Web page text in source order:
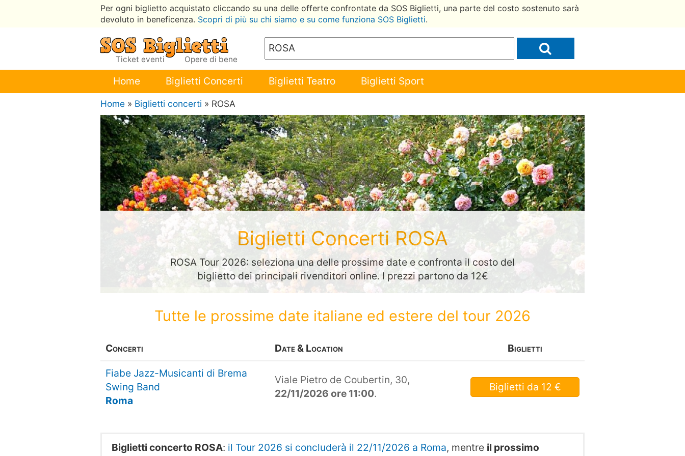
Per ogni biglietto acquistato cliccando su una delle offerte confrontate da SOS Biglietti, una parte del costo sostenuto sarà
devoluto in beneficenza. Scopri di più su chi siamo e su come funziona SOS Biglietti.
Ticket eventi Opere di bene
Home Biglietti Concerti Biglietti Teatro Biglietti Sport
Home » Biglietti concerti » ROSA
Biglietti Concerti ROSA
ROSA Tour 2026: seleziona una delle prossime date e confronta il costo del
biglietto dei principali rivenditori online. I prezzi partono da 12€
Tutte le prossime date italiane ed estere del tour 2026
Concerti Date & Location Biglietti
Fiabe Jazz-Musicanti di Brema
Swing Band
Roma
Viale Pietro de Coubertin, 30,
22/11/2026 ore 11:00.
Biglietti da 12 €
Biglietti concerto ROSA: il Tour 2026 si concluderà il 22/11/2026 a Roma, mentre il prossimo